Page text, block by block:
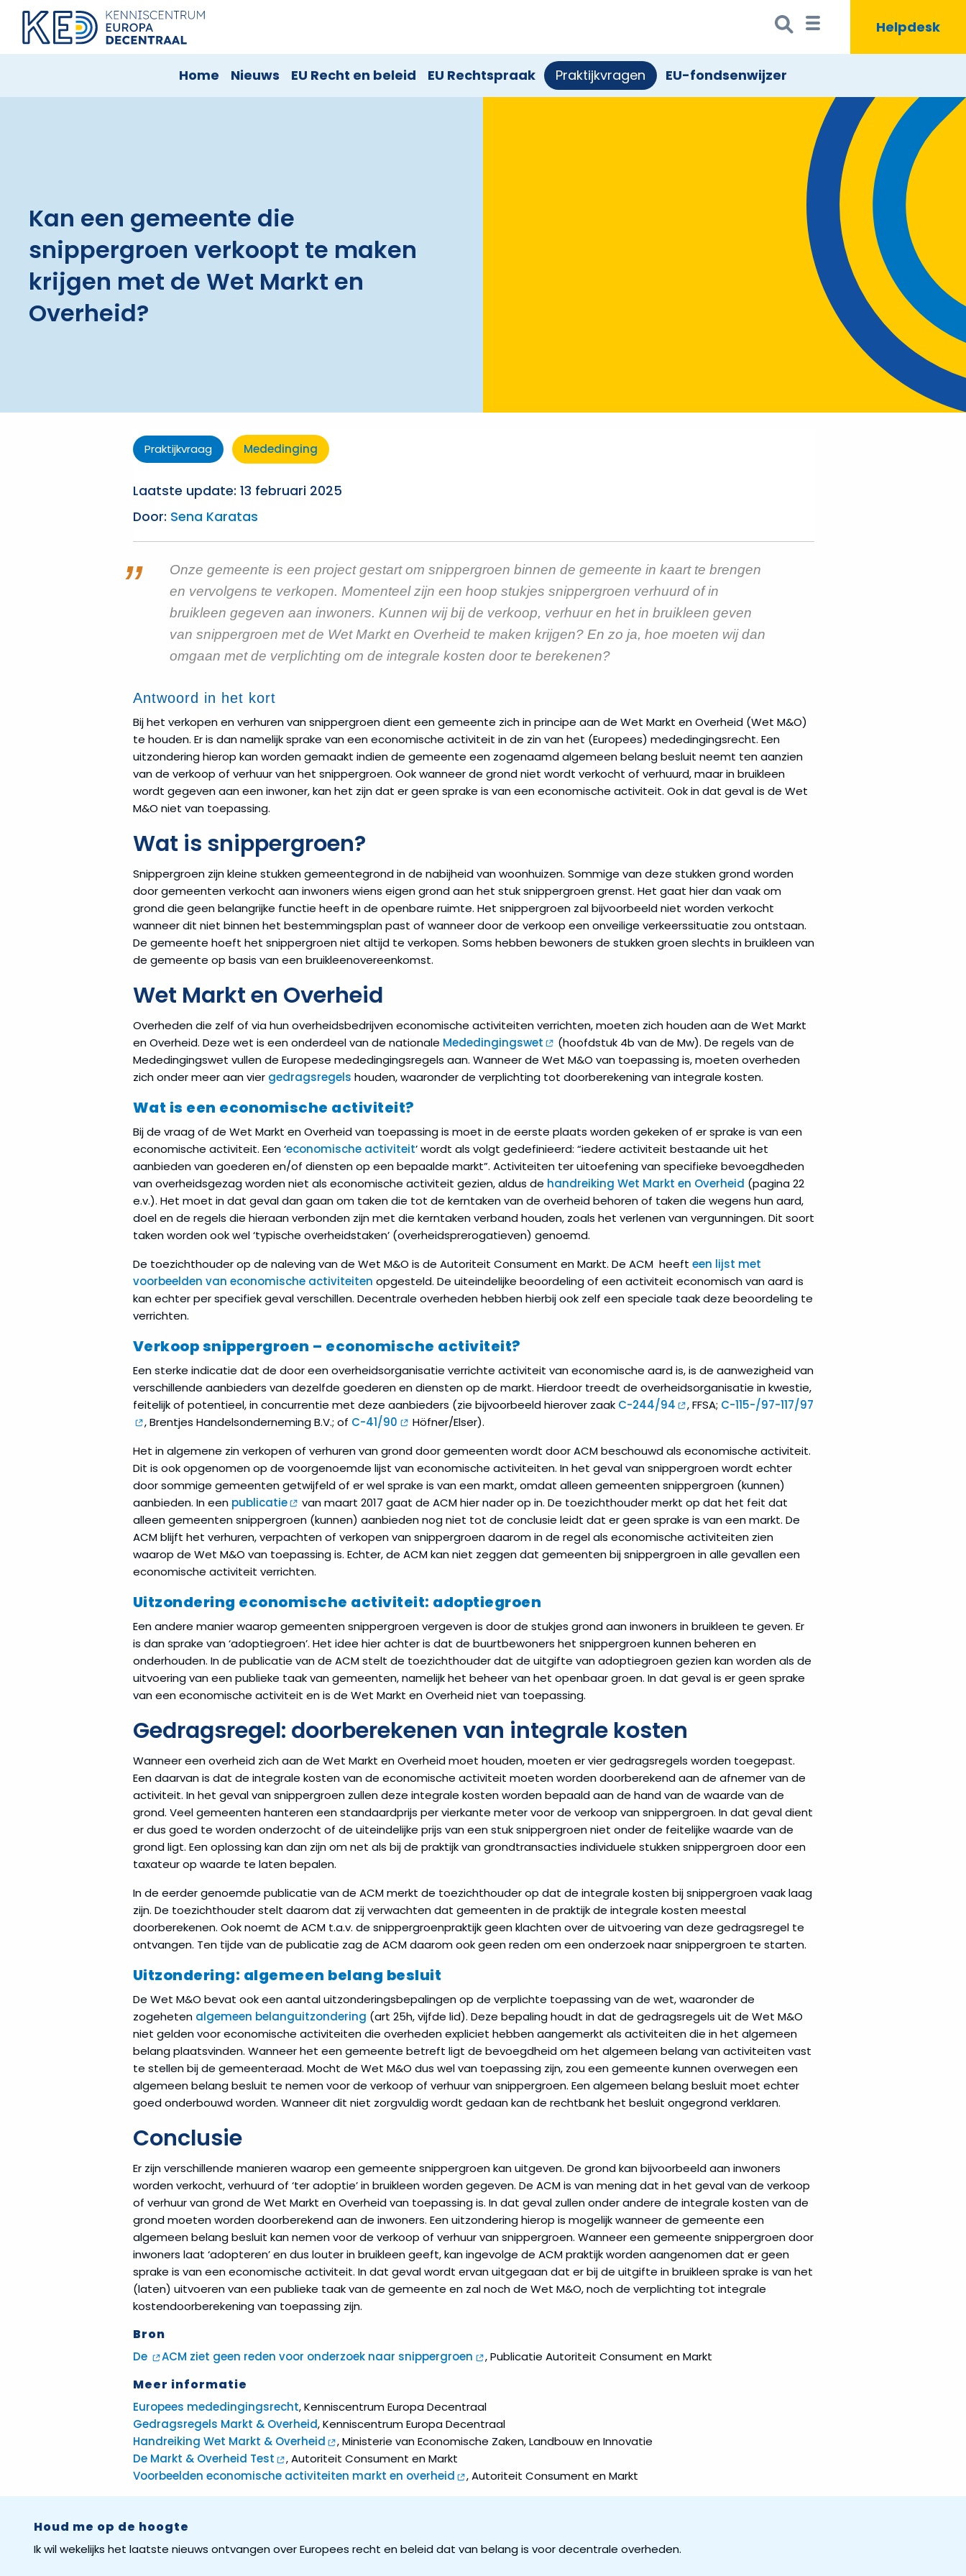
Zoeken
naar:
Zoekbutton Helpdesk
Home Nieuws EU Recht en beleid EU Rechtspraak Praktijkvragen EU-fondsenwijzer
Kan een gemeente die
snippergroen verkoopt te maken
krijgen met de Wet Markt en
Overheid?
Praktijkvraag Mededinging
Laatste update: 13 februari 2025
Door: Sena Karatas
Onze gemeente is een project gestart om snippergroen binnen de gemeente in kaart te brengen
en vervolgens te verkopen. Momenteel zijn een hoop stukjes snippergroen verhuurd of in
bruikleen gegeven aan inwoners. Kunnen wij bij de verkoop, verhuur en het in bruikleen geven
van snippergroen met de Wet Markt en Overheid te maken krijgen? En zo ja, hoe moeten wij dan
omgaan met de verplichting om de integrale kosten door te berekenen?
Antwoord in het kort
Bij het verkopen en verhuren van snippergroen dient een gemeente zich in principe aan de Wet Markt en Overheid (Wet M&O)
te houden. Er is dan namelijk sprake van een economische activiteit in de zin van het (Europees) mededingingsrecht. Een
uitzondering hierop kan worden gemaakt indien de gemeente een zogenaamd algemeen belang besluit neemt ten aanzien
van de verkoop of verhuur van het snippergroen. Ook wanneer de grond niet wordt verkocht of verhuurd, maar in bruikleen
wordt gegeven aan een inwoner, kan het zijn dat er geen sprake is van een economische activiteit. Ook in dat geval is de Wet
M&O niet van toepassing.
Wat is snippergroen?
Snippergroen zijn kleine stukken gemeentegrond in de nabijheid van woonhuizen. Sommige van deze stukken grond worden
door gemeenten verkocht aan inwoners wiens eigen grond aan het stuk snippergroen grenst. Het gaat hier dan vaak om
grond die geen belangrijke functie heeft in de openbare ruimte. Het snippergroen zal bijvoorbeeld niet worden verkocht
wanneer dit niet binnen het bestemmingsplan past of wanneer door de verkoop een onveilige verkeerssituatie zou ontstaan.
De gemeente hoeft het snippergroen niet altijd te verkopen. Soms hebben bewoners de stukken groen slechts in bruikleen van
de gemeente op basis van een bruikleenovereenkomst.
Wet Markt en Overheid
Overheden die zelf of via hun overheidsbedrijven economische activiteiten verrichten, moeten zich houden aan de Wet Markt
en Overheid. Deze wet is een onderdeel van de nationale Mededingingswet
(hoofdstuk 4b van de Mw). De regels van de
Mededingingswet vullen de Europese mededingingsregels aan. Wanneer de Wet M&O van toepassing is, moeten overheden
zich onder meer aan vier gedragsregels houden, waaronder de verplichting tot doorberekening van integrale kosten.
Wat is een economische activiteit?
Bij de vraag of de Wet Markt en Overheid van toepassing is moet in de eerste plaats worden gekeken of er sprake is van een
economische activiteit. Een ‘economische activiteit’ wordt als volgt gedefinieerd: “iedere activiteit bestaande uit het
aanbieden van goederen en/of diensten op een bepaalde markt”. Activiteiten ter uitoefening van specifieke bevoegdheden
van overheidsgezag worden niet als economische activiteit gezien, aldus de handreiking Wet Markt en Overheid (pagina 22
e.v.). Het moet in dat geval dan gaan om taken die tot de kerntaken van de overheid behoren of taken die wegens hun aard,
doel en de regels die hieraan verbonden zijn met die kerntaken verband houden, zoals het verlenen van vergunningen. Dit soort
taken worden ook wel ‘typische overheidstaken’ (overheidsprerogatieven) genoemd.
De toezichthouder op de naleving van de Wet M&O is de Autoriteit Consument en Markt. De ACM heeft een lijst met
voorbeelden van economische activiteiten opgesteld. De uiteindelijke beoordeling of een activiteit economisch van aard is
kan echter per specifiek geval verschillen. Decentrale overheden hebben hierbij ook zelf een speciale taak deze beoordeling te
verrichten.
Verkoop snippergroen – economische activiteit?
Een sterke indicatie dat de door een overheidsorganisatie verrichte activiteit van economische aard is, is de aanwezigheid van
verschillende aanbieders van dezelfde goederen en diensten op de markt. Hierdoor treedt de overheidsorganisatie in kwestie,
feitelijk of potentieel, in concurrentie met deze aanbieders (zie bijvoorbeeld hierover zaak C-244/94 , FFSA; C-115-/97-117/97
, Brentjes Handelsonderneming B.V.; of C-41/90
Höfner/Elser).
Het in algemene zin verkopen of verhuren van grond door gemeenten wordt door ACM beschouwd als economische activiteit.
Dit is ook opgenomen op de voorgenoemde lijst van economische activiteiten. In het geval van snippergroen wordt echter
door sommige gemeenten getwijfeld of er wel sprake is van een markt, omdat alleen gemeenten snippergroen (kunnen)
aanbieden. In een publicatie
van maart 2017 gaat de ACM hier nader op in. De toezichthouder merkt op dat het feit dat
alleen gemeenten snippergroen (kunnen) aanbieden nog niet tot de conclusie leidt dat er geen sprake is van een markt. De
ACM blijft het verhuren, verpachten of verkopen van snippergroen daarom in de regel als economische activiteiten zien
waarop de Wet M&O van toepassing is. Echter, de ACM kan niet zeggen dat gemeenten bij snippergroen in alle gevallen een
economische activiteit verrichten.
Uitzondering economische activiteit: adoptiegroen
Een andere manier waarop gemeenten snippergroen vergeven is door de stukjes grond aan inwoners in bruikleen te geven. Er
is dan sprake van ‘adoptiegroen’. Het idee hier achter is dat de buurtbewoners het snippergroen kunnen beheren en
onderhouden. In de publicatie van de ACM stelt de toezichthouder dat de uitgifte van adoptiegroen gezien kan worden als de
uitvoering van een publieke taak van gemeenten, namelijk het beheer van het openbaar groen. In dat geval is er geen sprake
van een economische activiteit en is de Wet Markt en Overheid niet van toepassing.
Gedragsregel: doorberekenen van integrale kosten
Wanneer een overheid zich aan de Wet Markt en Overheid moet houden, moeten er vier gedragsregels worden toegepast.
Een daarvan is dat de integrale kosten van de economische activiteit moeten worden doorberekend aan de afnemer van de
activiteit. In het geval van snippergroen zullen deze integrale kosten worden bepaald aan de hand van de waarde van de
grond. Veel gemeenten hanteren een standaardprijs per vierkante meter voor de verkoop van snippergroen. In dat geval dient
er dus goed te worden onderzocht of de uiteindelijke prijs van een stuk snippergroen niet onder de feitelijke waarde van de
grond ligt. Een oplossing kan dan zijn om net als bij de praktijk van grondtransacties individuele stukken snippergroen door een
taxateur op waarde te laten bepalen.
In de eerder genoemde publicatie van de ACM merkt de toezichthouder op dat de integrale kosten bij snippergroen vaak laag
zijn. De toezichthouder stelt daarom dat zij verwachten dat gemeenten in de praktijk de integrale kosten meestal
doorberekenen. Ook noemt de ACM t.a.v. de snippergroenpraktijk geen klachten over de uitvoering van deze gedragsregel te
ontvangen. Ten tijde van de publicatie zag de ACM daarom ook geen reden om een onderzoek naar snippergroen te starten.
Uitzondering: algemeen belang besluit
De Wet M&O bevat ook een aantal uitzonderingsbepalingen op de verplichte toepassing van de wet, waaronder de
zogeheten algemeen belanguitzondering (art 25h, vijfde lid). Deze bepaling houdt in dat de gedragsregels uit de Wet M&O
niet gelden voor economische activiteiten die overheden expliciet hebben aangemerkt als activiteiten die in het algemeen
belang plaatsvinden. Wanneer het een gemeente betreft ligt de bevoegdheid om het algemeen belang van activiteiten vast
te stellen bij de gemeenteraad. Mocht de Wet M&O dus wel van toepassing zijn, zou een gemeente kunnen overwegen een
algemeen belang besluit te nemen voor de verkoop of verhuur van snippergroen. Een algemeen belang besluit moet echter
goed onderbouwd worden. Wanneer dit niet zorgvuldig wordt gedaan kan de rechtbank het besluit ongegrond verklaren.
Conclusie
Er zijn verschillende manieren waarop een gemeente snippergroen kan uitgeven. De grond kan bijvoorbeeld aan inwoners
worden verkocht, verhuurd of ‘ter adoptie’ in bruikleen worden gegeven. De ACM is van mening dat in het geval van de verkoop
of verhuur van grond de Wet Markt en Overheid van toepassing is. In dat geval zullen onder andere de integrale kosten van de
grond moeten worden doorberekend aan de inwoners. Een uitzondering hierop is mogelijk wanneer de gemeente een
algemeen belang besluit kan nemen voor de verkoop of verhuur van snippergroen. Wanneer een gemeente snippergroen door
inwoners laat ‘adopteren’ en dus louter in bruikleen geeft, kan ingevolge de ACM praktijk worden aangenomen dat er geen
sprake is van een economische activiteit. In dat geval wordt ervan uitgegaan dat er bij de uitgifte in bruikleen sprake is van het
(laten) uitvoeren van een publieke taak van de gemeente en zal noch de Wet M&O, noch de verplichting tot integrale
kostendoorberekening van toepassing zijn.
Bron
De ACM ziet geen reden voor onderzoek naar snippergroen , Publicatie Autoriteit Consument en Markt
Meer informatie
Europees mededingingsrecht, Kenniscentrum Europa Decentraal
Gedragsregels Markt & Overheid, Kenniscentrum Europa Decentraal
Handreiking Wet Markt & Overheid
, Ministerie van Economische Zaken, Landbouw en Innovatie
De Markt & Overheid Test
, Autoriteit Consument en Markt
Voorbeelden economische activiteiten markt en overheid
, Autoriteit Consument en Markt
Houd me op de hoogte
Ik wil wekelijks het laatste nieuws ontvangen over Europees recht en beleid dat van belang is voor decentrale overheden.